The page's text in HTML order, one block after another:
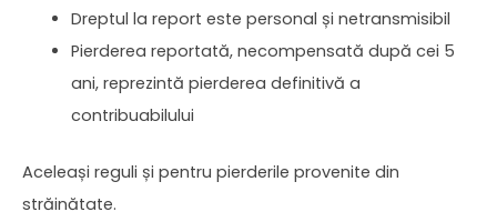
Dreptul la report este personal și netransmisibil
Pierderea reportată, necompensată după cei 5
ani, reprezintă pierderea definitivă a
contribuabilului
Aceleași reguli și pentru pierderile provenite din
străinătate.